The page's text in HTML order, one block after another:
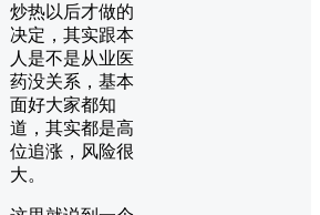
炒热以后才做的
决定，其实跟本
人是不是从业医
药没关系，基本
面好大家都知
道，其实都是高
位追涨，风险很
大。